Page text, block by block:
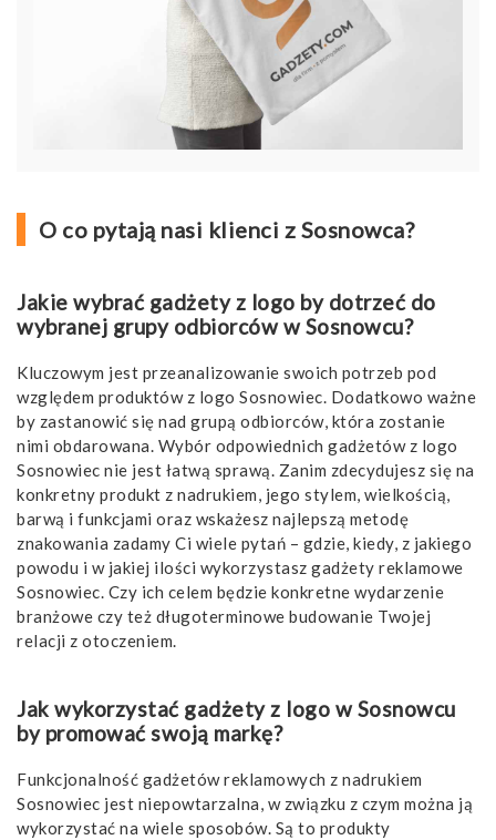
O co pytają nasi klienci z Sosnowca?
Jakie wybrać gadżety z logo by dotrzeć do
wybranej grupy odbiorców w Sosnowcu?
Kluczowym jest przeanalizowanie swoich potrzeb pod
względem produktów z logo Sosnowiec. Dodatkowo ważne
by zastanowić się nad grupą odbiorców, która zostanie
nimi obdarowana. Wybór odpowiednich gadżetów z logo
Sosnowiec nie jest łatwą sprawą. Zanim zdecydujesz się na
konkretny produkt z nadrukiem, jego stylem, wielkością,
barwą i funkcjami oraz wskażesz najlepszą metodę
znakowania zadamy Ci wiele pytań – gdzie, kiedy, z jakiego
powodu i w jakiej ilości wykorzystasz gadżety reklamowe
Sosnowiec. Czy ich celem będzie konkretne wydarzenie
branżowe czy też długoterminowe budowanie Twojej
relacji z otoczeniem.
Jak wykorzystać gadżety z logo w Sosnowcu
by promować swoją markę?
Funkcjonalność gadżetów reklamowych z nadrukiem
Sosnowiec jest niepowtarzalna, w związku z czym można ją
wykorzystać na wiele sposobów. Są to produkty